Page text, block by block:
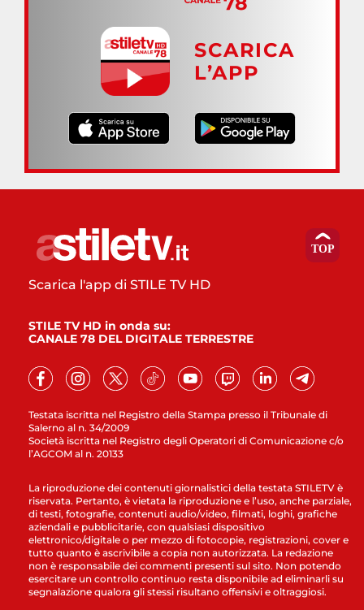
SCARICA
L’APP
Testata iscritta nel Registro della Stampa presso il Tribunale di
Salerno al n. 34/2009
Società iscritta nel Registro degli Operatori di Comunicazione c/o
l’AGCOM al n. 20133
Scarica l'app di STILE TV HD
STILE TV HD in onda su:
CANALE 78 DEL DIGITALE TERRESTRE
La riproduzione dei contenuti giornalistici della testata STILETV è
riservata. Pertanto, è vietata la riproduzione e l’uso, anche parziale,
di testi, fotografie, contenuti audio/video, filmati, loghi, grafiche
aziendali e pubblicitarie, con qualsiasi dispositivo
elettronico/digitale o per mezzo di fotocopie, registrazioni, cover e
tutto quanto è ascrivibile a copia non autorizzata. La redazione
non è responsabile dei commenti presenti sul sito. Non potendo
esercitare un controllo continuo resta disponibile ad eliminarli su
segnalazione qualora gli stessi risultano offensivi e oltraggiosi.